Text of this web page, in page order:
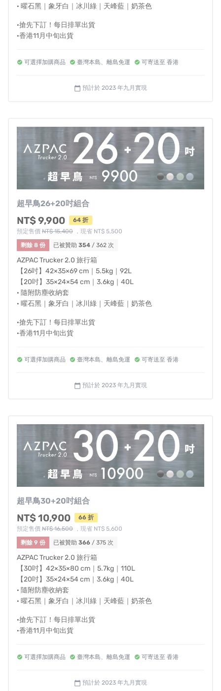
每個角度不止外觀完美、真實使用下的各種路面，都有極
，每個角度撞擊依然堅固完好！
可靠安心又優雅安靜的設計
外型簡約而耐看，沒有多餘的裝飾，融合圓潤的四角與中
外觀，在激烈旅途讓你感到可靠安心；回到室內待在角落
初代AZPAC Basic 經過幾個海外市場測試得到極佳反饋和
迴響，造成供不應求。AZPAC 2.0決定回到台灣出發！
加日本拉桿煞車靜音輪系統，開發時一併將箱殼模具重新
打磨，讓其塑形與配件組裝更契合，整體結構強度提升、
霧面紋路色澤更優異耐磨。
· 曜石黑｜象牙白｜冰川綠｜天峰藍｜奶茶色
·搶先下訂！每日排單出貨
·香港11月中旬出貨
可選擇加購商品 臺灣本島、離島免運 可寄送至 香港
calendar_today 預計於 2023 年九月實現
超早鳥26+20吋組合
NT$ 9,900
64 折
預定售價 NT$ 15,400 ，現省 NT$ 5,500
剩餘 8 份
已被贊助 354 / 362 次
AZPAC Trucker 2.0 旅行箱
【26吋】42×35×69 cm｜5.5kg｜92L
【20吋】35×24×54 cm｜3.6kg｜40L
· 隨附防塵收納套
· 曜石黑｜象牙白｜冰川綠｜天峰藍｜奶茶色
·搶先下訂！每日排單出貨
·香港11月中旬出貨
可選擇加購商品 臺灣本島、離島免運 可寄送至 香港
calendar_today 預計於 2023 年九月實現
超早鳥30+20吋組合
NT$ 10,900
66 折
預定售價 NT$ 16,500 ，現省 NT$ 5,600
剩餘 9 份
已被贊助 366 / 375 次
AZPAC Trucker 2.0 旅行箱
【30吋】42×35×80 cm｜5.7kg｜110L
【20吋】35×24×54 cm｜3.6kg｜40L
· 隨附防塵收納套
· 曜石黑｜象牙白｜冰川綠｜天峰藍｜奶茶色
·搶先下訂！每日排單出貨
·香港11月中旬出貨
可選擇加購商品 臺灣本島、離島免運 可寄送至 香港
calendar_today 預計於 2023 年九月實現